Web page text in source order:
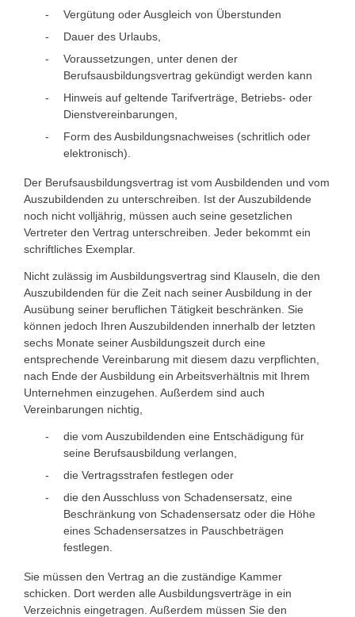
Vergütung oder Ausgleich von Überstunden
Dauer des Urlaubs,
Voraussetzungen, unter denen der
Berufsausbildungsvertrag gekündigt werden kann
Hinweis auf geltende Tarifverträge, Betriebs- oder
Dienstvereinbarungen,
Form des Ausbildungsnachweises (schritlich oder
elektronisch).
Der Berufsausbildungsvertrag ist vom Ausbildenden und vom
Auszubildenden zu unterschreiben. Ist der Auszubildende
noch nicht volljährig, müssen auch seine gesetzlichen
Vertreter den Vertrag unterschreiben. Jeder bekommt ein
schriftliches Exemplar.
Nicht zulässig im Ausbildungsvertrag sind Klauseln, die den
Auszubildenden für die Zeit nach seiner Ausbildung in der
Ausübung seiner beruflichen Tätigkeit beschränken. Sie
können jedoch Ihren Auszubildenden innerhalb der letzten
sechs Monate seiner Ausbildungszeit durch eine
entsprechende Vereinbarung mit diesem dazu verpflichten,
nach Ende der Ausbildung ein Arbeitsverhältnis mit Ihrem
Unternehmen einzugehen. Außerdem sind auch
Vereinbarungen nichtig,
die vom Auszubildenden eine Entschädigung für
seine Berufsausbildung verlangen,
die Vertragsstrafen festlegen oder
die den Ausschluss von Schadensersatz, eine
Beschränkung von Schadensersatz oder die Höhe
eines Schadensersatzes in Pauschbeträgen
festlegen.
Sie müssen den Vertrag an die zuständige Kammer
schicken. Dort werden alle Ausbildungsverträge in ein
Verzeichnis eingetragen. Außerdem müssen Sie den